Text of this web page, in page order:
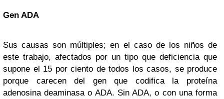
Gen ADA
Sus causas son múltiples; en el caso de los niños de
este trabajo, afectados por un tipo que deficiencia que
supone el 15 por ciento de todos los casos, se produce
porque carecen del gen que codifica la proteína
adenosina deaminasa o ADA. Sin ADA, o con una forma